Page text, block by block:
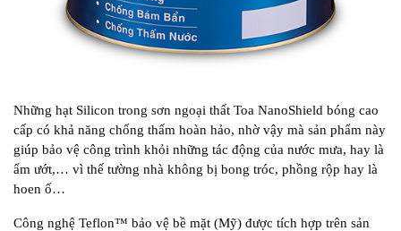
Những hạt Silicon trong sơn ngoại thất Toa NanoShield bóng cao
cấp có khả năng chống thấm hoàn hảo, nhờ vậy mà sản phẩm này
giúp bảo vệ công trình khỏi những tác động của nước mưa, hay là
ẩm ướt,… vì thế tường nhà không bị bong tróc, phồng rộp hay là
hoen ố…
Công nghệ Teflon™ bảo vệ bề mặt (Mỹ) được tích hợp trên sản